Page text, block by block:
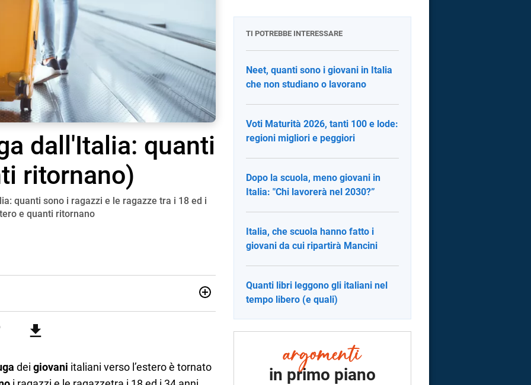
dall'Italia: quanti
ritornano)
quanti sono i ragazzi e le ragazze tra i 18 ed i
e quanti ritornano
quotidiano, i libri la mia via per evadere e viaggiare con
dei giovani italiani verso l’estero è tornato
TI POTREBBE INTERESSARE
Neet, quanti sono i giovani in Italia
che non studiano o lavorano
Voti Maturità 2026, tanti 100 e lode:
regioni migliori e peggiori
Dopo la scuola, meno giovani in
Italia: "Chi lavorerà nel 2030?”
Italia, che scuola hanno fatto i
giovani da cui ripartirà Mancini
Quanti libri leggono gli italiani nel
tempo libero (e quali)
in primo piano